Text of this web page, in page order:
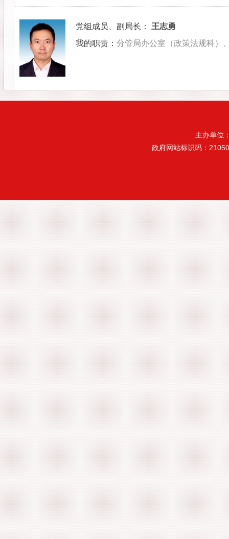
党组成员、副局长 ：
王志勇
我的职责：分管局办公室（政策法规科）
主办单位
政府网站标识码：